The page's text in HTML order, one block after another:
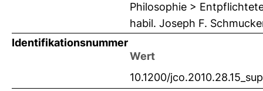
Philosophie >
habil. Joseph F.
Identifikationsnummer
Wert
10.1200/